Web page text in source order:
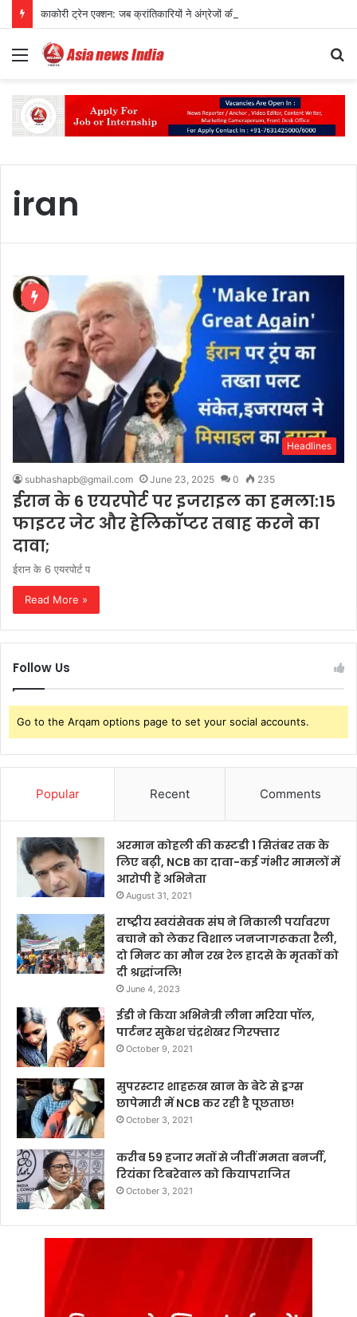
Menu
iran
Headlines
subhashapb@gmail.com June 23, 2025 0 235
ईरान के 6 एयरपोर्ट पर इजराइल का हमला:15
फाइटर जेट और हेलिकॉप्टर तबाह करने का
दावा;
ईरान के 6 एयरपोर्ट प
Read More »
Follow Us
Go to the Arqam options page to set your social accounts.
Popular Recent Comments
अरमान कोहली की कस्टडी 1 सितंबर तक के
लिए बढ़ी, NCB का दावा-कई गंभीर मामलों में
आरोपी हैं अभिनेता
August 31, 2021
राष्ट्रीय स्वयंसेवक संघ ने निकाली पर्यावरण
बचाने को लेकर विशाल जनजागरूकता रैली,
दो मिनट का मौन रख रेल हादसे के मृतकों को
दी श्रद्धांजलि!
June 4, 2023
ईडी ने किया अभिनेत्री लीना मरिया पॉल,
पार्टनर सुकेश चंद्रशेखर गिरफ्तार
October 9, 2021
सुपरस्टार शाहरुख खान के बेटे से ड्रग्स
छापेमारी में NCB कर रही है पूछताछ!
October 3, 2021
करीब 59 हजार मतों से जीतीं ममता बनर्जी,
रियंका टिबरेवाल को कियापराजित
October 3, 2021